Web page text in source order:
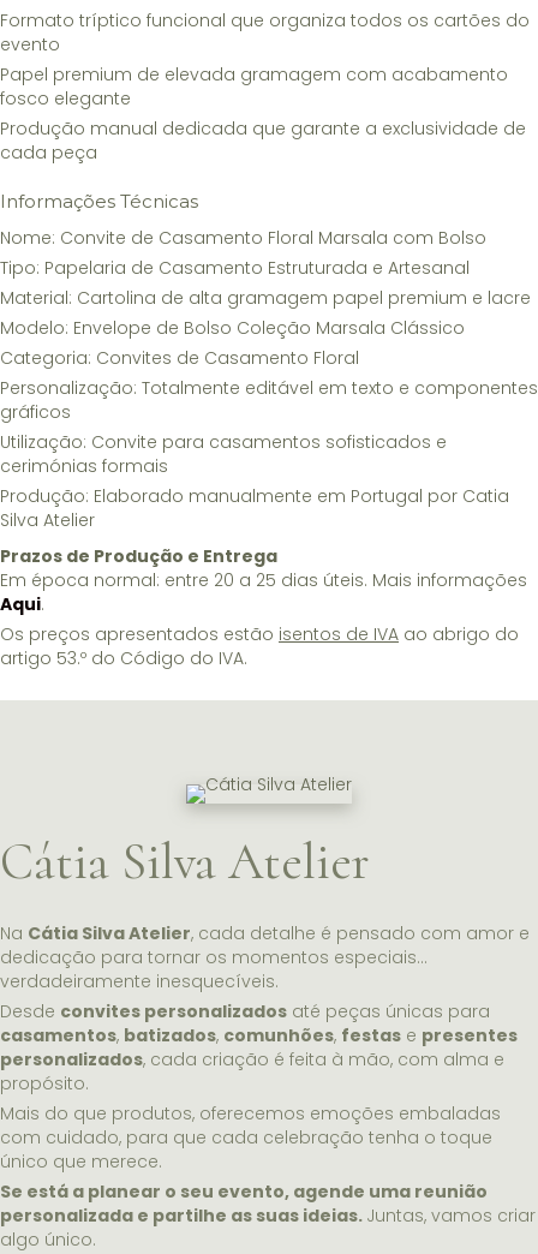
Formato tríptico funcional que organiza todos os cartões do
evento
Papel premium de elevada gramagem com acabamento
fosco elegante
Produção manual dedicada que garante a exclusividade de
cada peça
Informações Técnicas
Nome: Convite de Casamento Floral Marsala com Bolso
Tipo: Papelaria de Casamento Estruturada e Artesanal
Material: Cartolina de alta gramagem papel premium e lacre
Modelo: Envelope de Bolso Coleção Marsala Clássico
Categoria: Convites de Casamento Floral
Personalização: Totalmente editável em texto e componentes
gráficos
Utilização: Convite para casamentos sofisticados e
cerimónias formais
Produção: Elaborado manualmente em Portugal por Catia
Silva Atelier
Prazos de Produção e Entrega
Em época normal: entre 20 a 25 dias úteis. Mais informações
Aqui.
Os preços apresentados estão isentos de IVA ao abrigo do
artigo 53.º do Código do IVA.
Cátia Silva Atelier
Na Cátia Silva Atelier, cada detalhe é pensado com amor e
dedicação para tornar os momentos especiais…
verdadeiramente inesquecíveis.
Desde convites personalizados até peças únicas para
casamentos, batizados, comunhões, festas e presentes
personalizados, cada criação é feita à mão, com alma e
propósito.
Mais do que produtos, oferecemos emoções embaladas
com cuidado, para que cada celebração tenha o toque
único que merece.
Se está a planear o seu evento, agende uma reunião
personalizada e partilhe as suas ideias. Juntas, vamos criar
algo único.